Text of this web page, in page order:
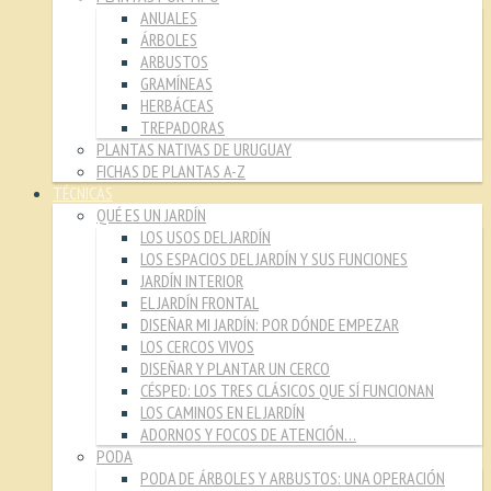
ANUALES
ÁRBOLES
ARBUSTOS
GRAMÍNEAS
HERBÁCEAS
TREPADORAS
PLANTAS NATIVAS DE URUGUAY
FICHAS DE PLANTAS A-Z
TÉCNICAS
QUÉ ES UN JARDÍN
LOS USOS DEL JARDÍN
LOS ESPACIOS DEL JARDÍN Y SUS FUNCIONES
JARDÍN INTERIOR
EL JARDÍN FRONTAL
DISEÑAR MI JARDÍN: POR DÓNDE EMPEZAR
LOS CERCOS VIVOS
DISEÑAR Y PLANTAR UN CERCO
CÉSPED: LOS TRES CLÁSICOS QUE SÍ FUNCIONAN
LOS CAMINOS EN EL JARDÍN
ADORNOS Y FOCOS DE ATENCIÓN…
PODA
PODA DE ÁRBOLES Y ARBUSTOS: UNA OPERACIÓN